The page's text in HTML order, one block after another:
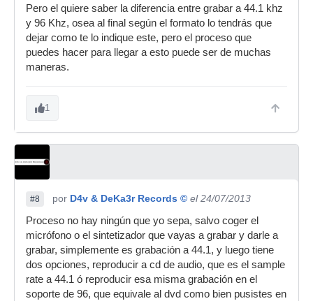
Pero el quiere saber la diferencia entre grabar a 44.1 khz
y 96 Khz, osea al final según el formato lo tendrás que
dejar como te lo indique este, pero el proceso que
puedes hacer para llegar a esto puede ser de muchas
maneras.
1
#8 por D4v & DeKa3r Records © el 24/07/2013
Proceso no hay ningún que yo sepa, salvo coger el
micrófono o el sintetizador que vayas a grabar y darle a
grabar, simplemente es grabación a 44.1, y luego tiene
dos opciones, reproducir a cd de audio, que es el sample
rate a 44.1 ó reproducir esa misma grabación en el
soporte de 96, que equivale al dvd como bien pusistes en